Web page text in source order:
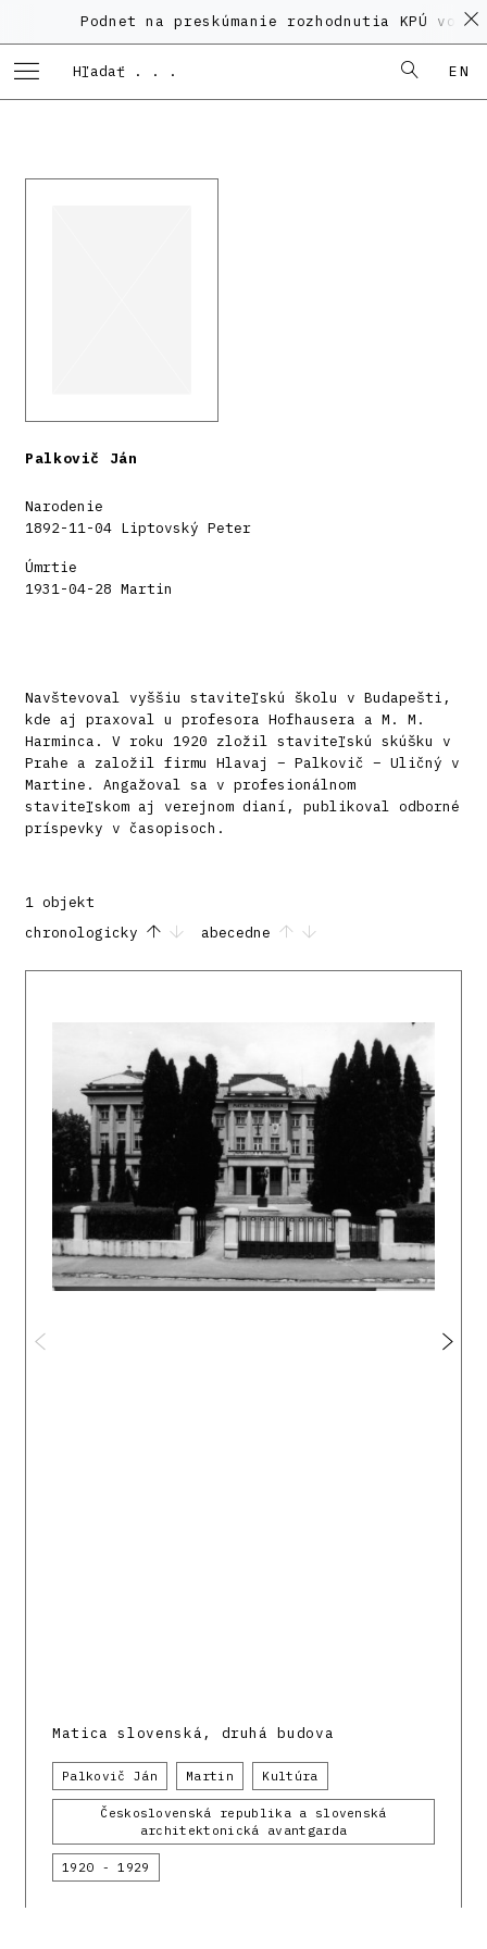
Podnet na preskúmanie rozhodnutia KPÚ vo
EN
Palkovič Ján
Narodenie
1892-11-04 Liptovský Peter
Úmrtie
1931-04-28 Martin
Navštevoval vyššiu staviteľskú školu v Budapešti,
kde aj praxoval u profesora Hofhausera a M. M.
Harminca. V roku 1920 zložil staviteľskú skúšku v
Prahe a založil firmu Hlavaj – Palkovič – Uličný v
Martine. Angažoval sa v profesionálnom
staviteľskom aj verejnom dianí, publikoval odborné
príspevky v časopisoch.
1 objekt
chronologicky
abecedne
Matica slovenská, druhá budova
Palkovič Ján Martin Kultúra
Československá republika a slovenská
architektonická avantgarda
1920 - 1929